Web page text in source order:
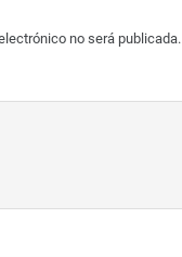
no será publicada.